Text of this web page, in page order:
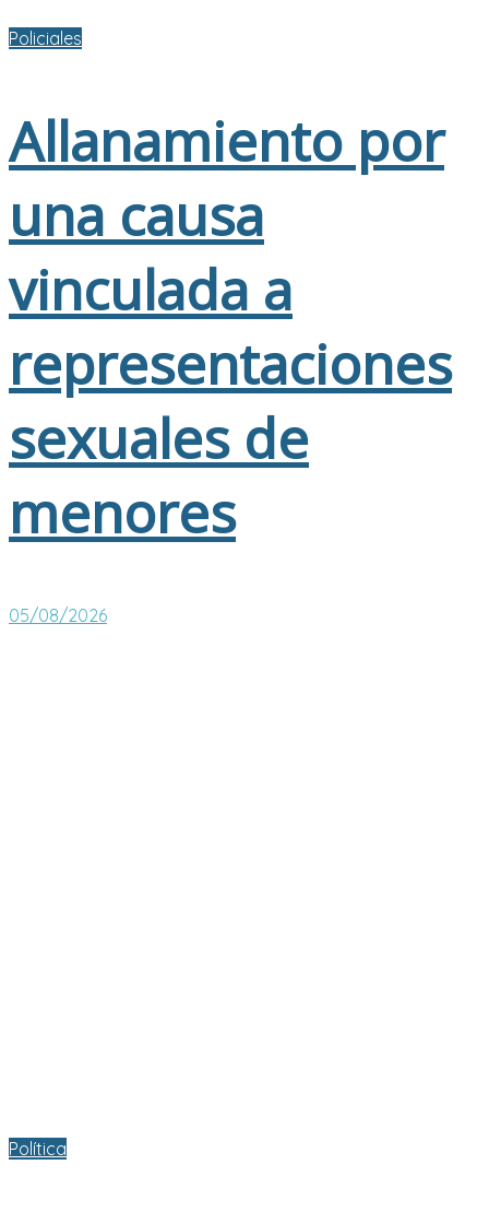
Policiales
Allanamiento por
una causa
vinculada a
representaciones
sexuales de
menores
05/08/2026
Política